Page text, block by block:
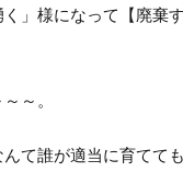
く」様になって【廃棄
～。
て誰が適当に育てて